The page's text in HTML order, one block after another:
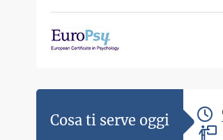
Cosa ti serve oggi